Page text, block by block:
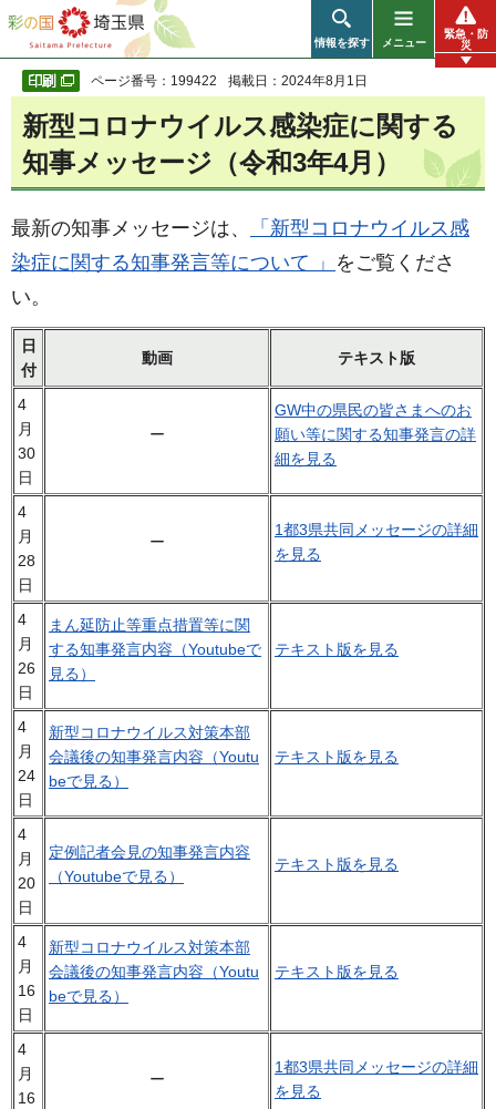
彩の国 埼玉県
情報を探す メニュー
緊急・防
災
ページ番号：199422 掲載日：2024年8月1日
新型コロナウイルス感染症に関する
知事メッセージ（令和3年4月）
最新の知事メッセージは、
「新型コロナウイルス感
染症に関する知事発言等について 」 をご覧くださ
い。
日
付
動画 テキスト版
4
月
30
日
ー
GW中の県民の皆さまへのお
願い等に関する知事発言の詳
細を見る
4
月
28
日
ー
1都3県共同メッセージの詳細
を見る
4
月
26
日
まん延防止等重点措置等に関
する知事発言内容（Youtubeで
見る）
テキスト版を見る
4
月
24
日
新型コロナウイルス対策本部
会議後の知事発言内容（Youtu
beで見る）
テキスト版を見る
4
月
20
日
定例記者会見の知事発言内容
（Youtubeで見る）
テキスト版を見る
4
月
16
日
新型コロナウイルス対策本部
会議後の知事発言内容（Youtu
beで見る）
テキスト版を見る
4
月
16
ー
1都3県共同メッセージの詳細
を見る